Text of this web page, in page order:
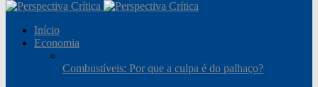
Início
Economia
Combustíveis: Por que a culpa é do palhaço?